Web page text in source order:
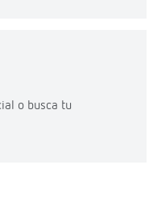
o busca tu